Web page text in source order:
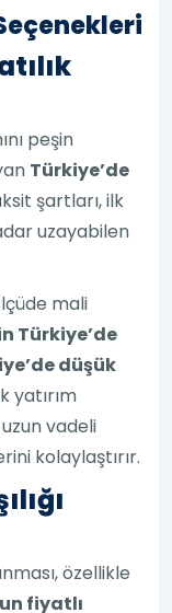
peşin
Türkiye’de
şartları, ilk
uzayabilen
mali
Türkiye’de
düşük
yatırım
vadeli
kolaylaştırır.
özellikle
fiyatlı